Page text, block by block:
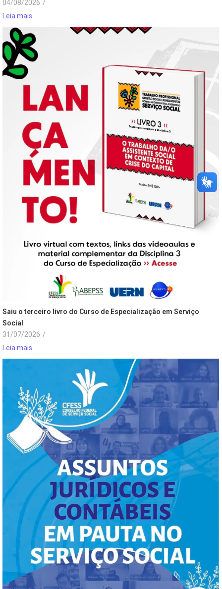
04/08/2026 /
Leia mais
Saiu o terceiro livro do Curso de Especialização em Serviço
Social
31/07/2026 /
Leia mais